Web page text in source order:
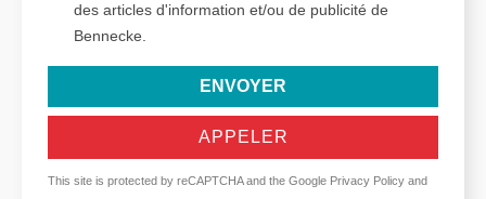
des articles d'information et/ou de publicité de
Bennecke.
ENVOYER
APPELER
This site is protected by reCAPTCHA and the Google Privacy Policy and